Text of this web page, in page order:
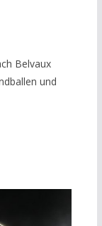
Belvaux
und